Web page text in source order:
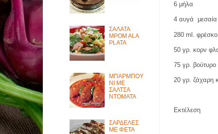
6 μήλα
4 αυγά μεσαία
280 ml .
50 γρ. κορν
75 γρ. βούτυρο
20 γρ. ζάχαρη
Εκτέλεση
ΣΑΛΑΤΑ
MPOM ALA
PLATA
ΜΠΑΡΜΠΟΥ
ΝΙ ΜΕ
ΣΑΛΤΣΑ
ΝΤΟΜΑΤΑ
ΣΑΡΔΕΛΕΣ
ΜΕ ΦΕΤΑ